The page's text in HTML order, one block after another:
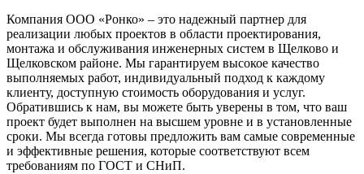
Компания ООО «Ронко» – это надежный партнер для
реализации любых проектов в области проектирования,
монтажа и обслуживания инженерных систем в Щелково и
Щелковском районе. Мы гарантируем высокое качество
выполняемых работ, индивидуальный подход к каждому
клиенту, доступную стоимость оборудования и услуг.
Обратившись к нам, вы можете быть уверены в том, что ваш
проект будет выполнен на высшем уровне и в установленные
сроки. Мы всегда готовы предложить вам самые современные
и эффективные решения, которые соответствуют всем
требованиям по ГОСТ и СНиП.